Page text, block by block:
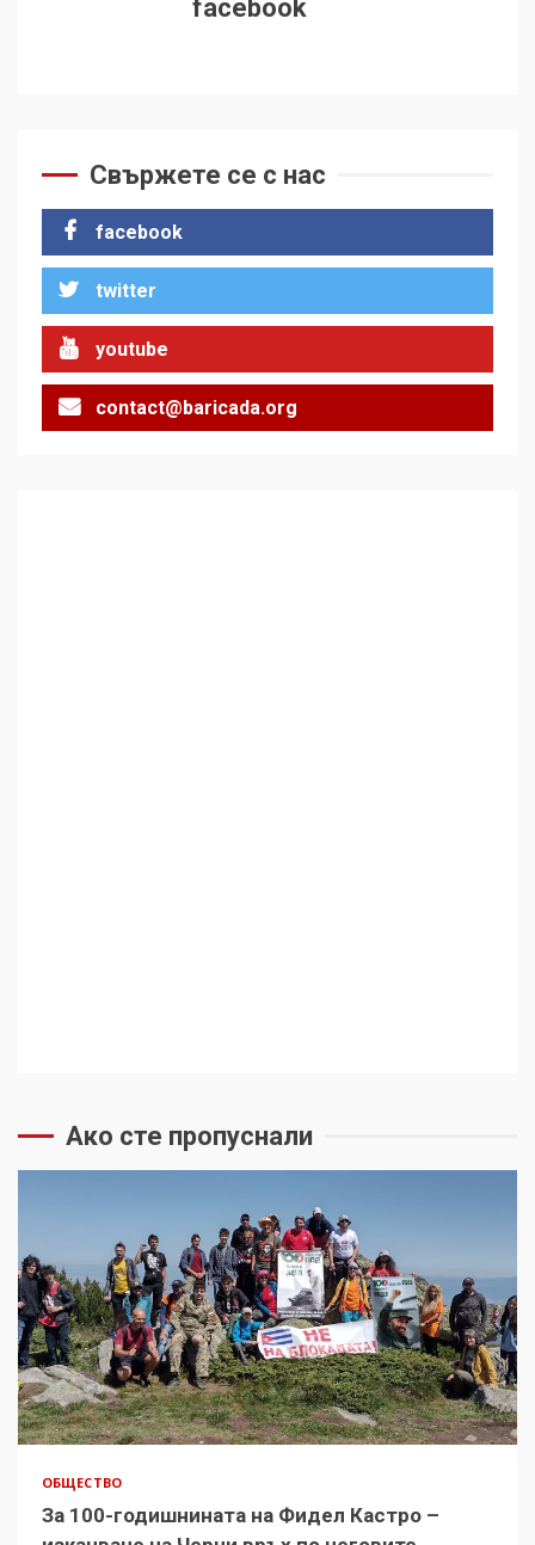
facebook
Свържете се с нас
facebook
twitter
youtube
contact@baricada.org
Ако сте пропуснали
ОБЩЕСТВО
За 100-годишнината на Фидел Кастро –